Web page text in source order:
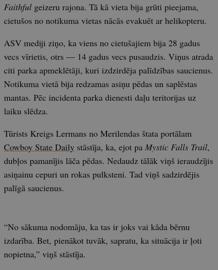
Faithful geizeru rajona. Tā kā vieta bija grūti pieejama,
cietušos no notikuma vietas nācās evakuēt ar helikopteru.
ASV mediji ziņo, ka viens no cietušajiem bija 28 gadus
vecs vīrietis, otrs — 14 gadus vecs pusaudzis. Viņus atrada
citi parka apmeklētāji, kuri izdzirdēja palīdzības saucienus.
Notikuma vietā bija redzamas asiņu pēdas un saplēstas
mantas. Pēc incidenta parka dienesti daļu teritorijas uz
laiku slēdza.
Tūrists Kreigs Lermans no Merilendas štata portālam
Cowboy State Daily stāstīja, ka, ejot pa Mystic Falls Trail,
dubļos pamanījis lāča pēdas. Nedaudz tālāk viņš ieraudzījis
asiņainu cepuri un rokas pulksteni. Tad viņš sadzirdējis
palīgā saucienus.
“No sākuma nodomāju, ka tas ir joks vai kāda bērnu
izdarība. Bet, pienākot tuvāk, sapratu, ka situācija ir ļoti
nopietna,” viņš stāstīja.